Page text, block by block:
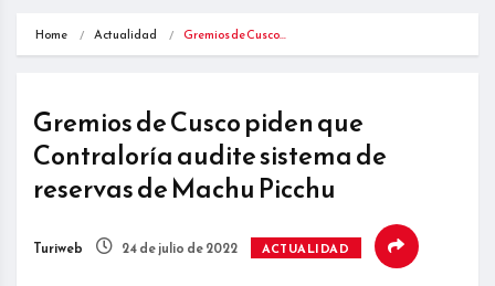
Home Actualidad Gremios de Cusco…
Gremios de Cusco piden que
Contraloría audite sistema de
reservas de Machu Picchu
Turiweb 24 de julio de 2022 ACTUALIDAD